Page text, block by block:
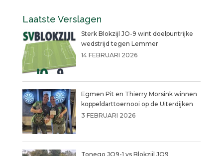
Laatste Verslagen
Sterk Blokzijl JO-9 wint doelpuntrijke
wedstrijd tegen Lemmer
14 FEBRUARI 2026
Egmen Pit en Thierry Morsink winnen
koppeldarttoernooi op de Uiterdijken
3 FEBRUARI 2026
Tonego JO9-1 vs Blokzijl JO9